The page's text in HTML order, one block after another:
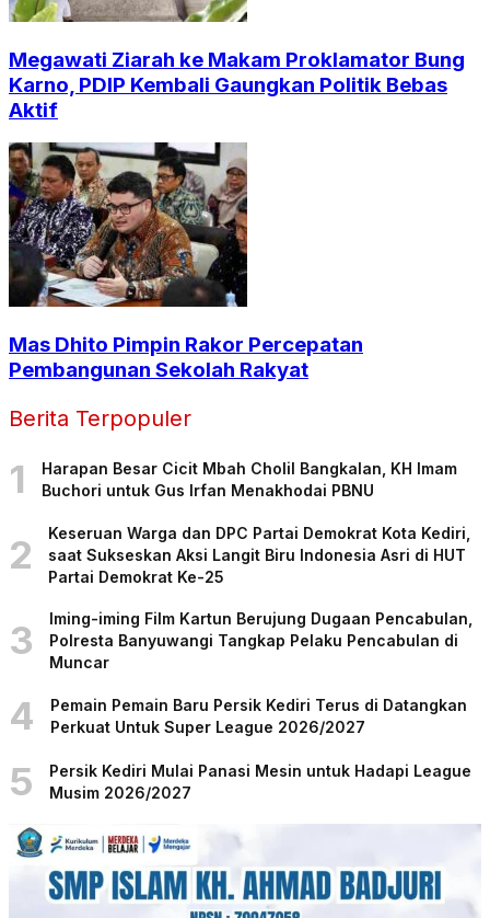
Megawati Ziarah ke Makam Proklamator Bung
Karno, PDIP Kembali Gaungkan Politik Bebas
Aktif
Mas Dhito Pimpin Rakor Percepatan
Pembangunan Sekolah Rakyat
Berita Terpopuler
1
Harapan Besar Cicit Mbah Cholil Bangkalan, KH Imam
Buchori untuk Gus Irfan Menakhodai PBNU
2
Keseruan Warga dan DPC Partai Demokrat Kota Kediri,
saat Sukseskan Aksi Langit Biru Indonesia Asri di HUT
Partai Demokrat Ke-25
3
Iming-iming Film Kartun Berujung Dugaan Pencabulan,
Polresta Banyuwangi Tangkap Pelaku Pencabulan di
Muncar
4
Pemain Pemain Baru Persik Kediri Terus di Datangkan
Perkuat Untuk Super League 2026/2027
5
Persik Kediri Mulai Panasi Mesin untuk Hadapi League
Musim 2026/2027